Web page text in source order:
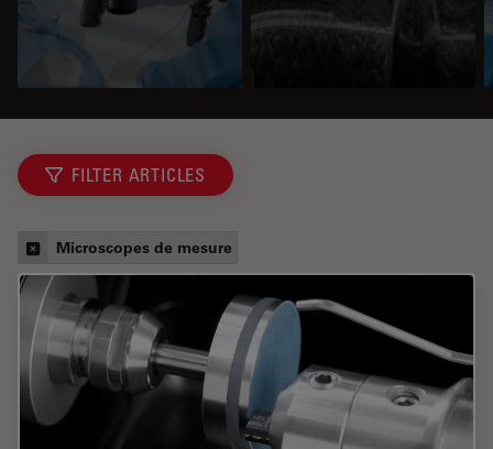
FILTER ARTICLES
Microscopes de mesure